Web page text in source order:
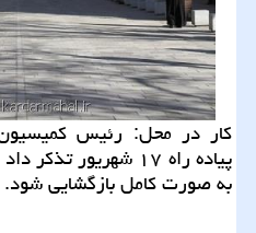
كار در محل: رئیس
پیاده راه ۱۷ شهریور
به صورت كامل بازگشایی شود.